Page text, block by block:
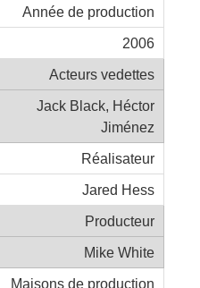
Année de production
2006
Acteurs vedettes
Jack Black, Héctor
Jiménez
Réalisateur
Jared Hess
Producteur
Mike White
Maisons de production